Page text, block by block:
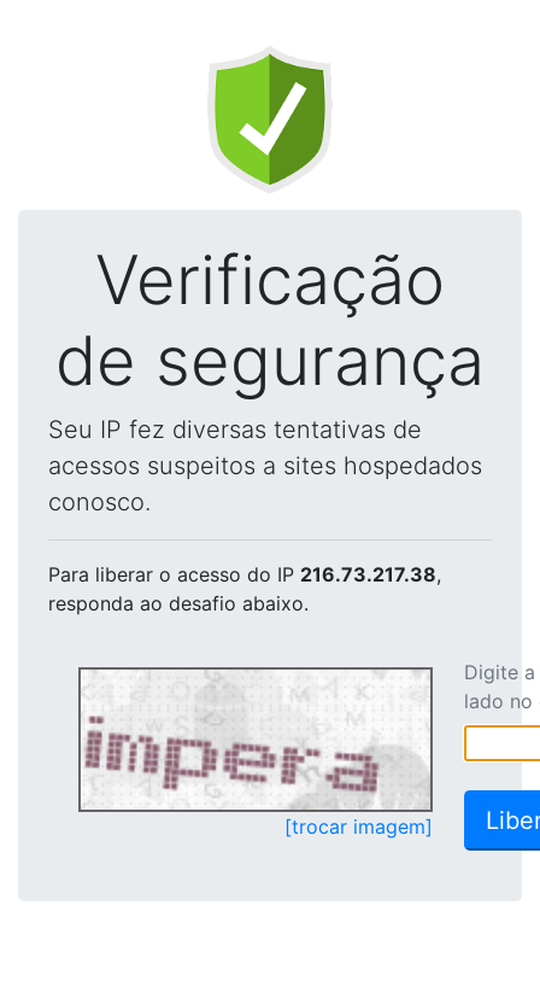
Verificação
de segurança
Seu IP fez diversas tentativas de
acessos suspeitos a sites hospedados
conosco.
Para liberar o acesso do IP 216.73.217.38,
responda ao desafio abaixo.
[trocar imagem]
Digite
lado no